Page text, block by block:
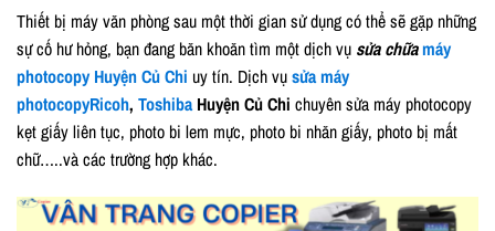
Thiết bị máy văn phòng sau một thời gian sử dụng có thể sẽ gặp những
sự cố hư hỏng, bạn đang băn khoăn tìm một dịch vụ sửa chữamáy
photocopy Huyện Củ Chi uy tín. Dịch vụsửa máy
photocopyRicoh, ToshibaHuyện Củ Chi chuyên sửa máy photocopy
kẹt giấy liên tục, photo bi lem mực, photo bi nhăn giấy, photo bị mất
chữ…..và các trường hợp khác.